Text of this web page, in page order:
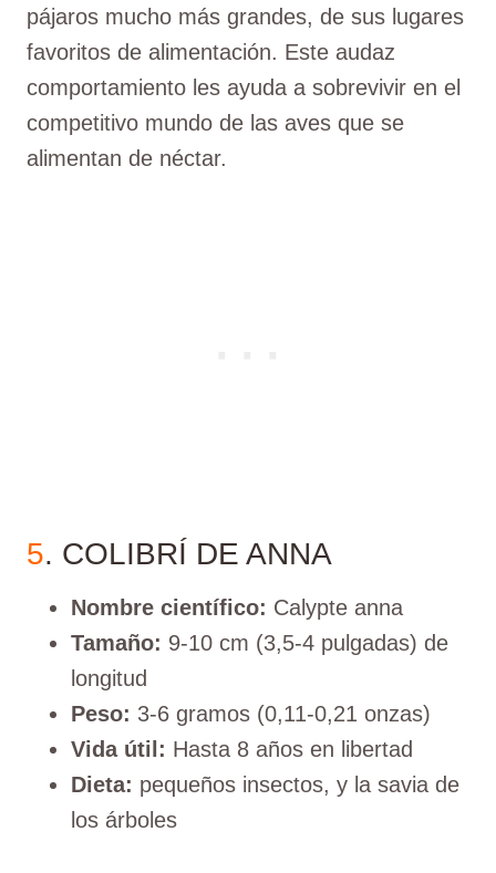
pájaros mucho más grandes, de sus lugares
favoritos de alimentación. Este audaz
comportamiento les ayuda a sobrevivir en el
competitivo mundo de las aves que se
alimentan de néctar.
5. COLIBRÍ DE ANNA
Nombre científico: Calypte anna
Tamaño: 9-10 cm (3,5-4 pulgadas) de
longitud
Peso: 3-6 gramos (0,11-0,21 onzas)
Vida útil: Hasta 8 años en libertad
Dieta: pequeños insectos, y la savia de
los árboles